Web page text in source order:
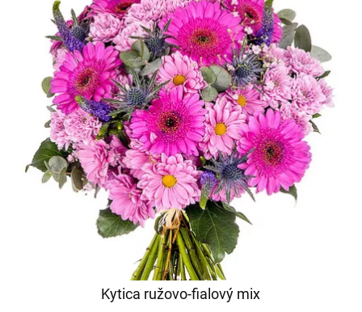
Kytica ružovo-fialový mix